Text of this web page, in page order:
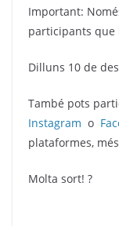
Important:
participants que
Dilluns 10 de
També pots
Instagram o
plataformes,
Molta sort! ?